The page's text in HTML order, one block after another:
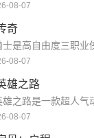
08-07
奇
08-07
雄之路
08-07